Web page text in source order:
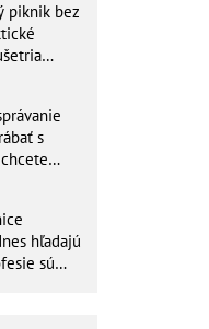
piknik bez
s
hľadajú
sú